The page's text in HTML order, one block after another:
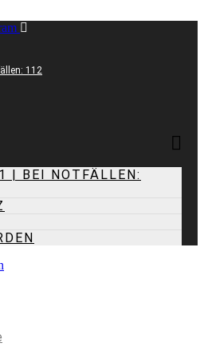
112
| BEI NOTFÄLLEN: